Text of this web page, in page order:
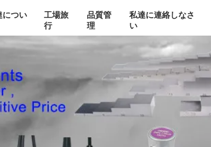
につい
工場旅
行
品質管
理
私達に連絡しなさ
い